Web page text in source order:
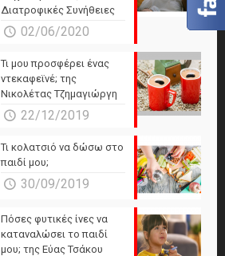
Διατροφικές Συνήθειες
02/06/2020
Τι μου προσφέρει ένας
ντεκαφεϊνέ; της
Νικολέτας Τζημαγιώργη
22/12/2019
Τι κολατσιό να δώσω στο
παιδί μου;
30/09/2019
Πόσες φυτικές ίνες να
καταναλώσει το παιδί
μου; της Εύας Τσάκου